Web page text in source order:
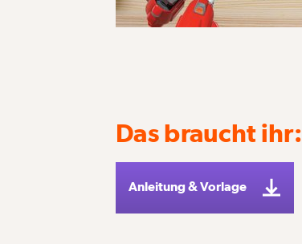
Das braucht ihr:
Anleitung & Vorlage